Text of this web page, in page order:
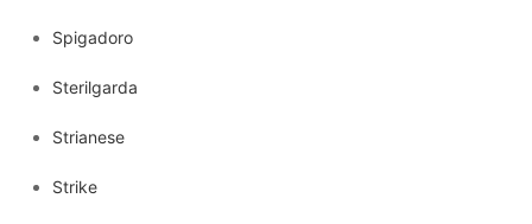
Spigadoro
Sterilgarda
Strianese
Strike